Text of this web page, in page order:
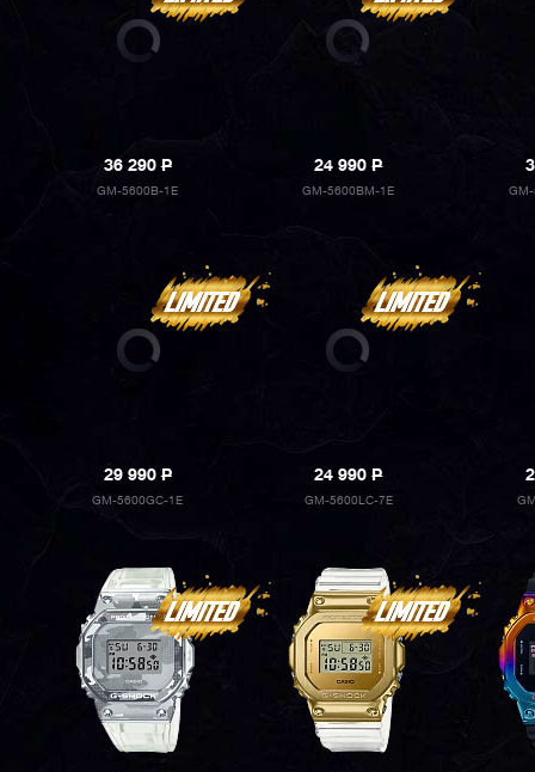
36 290P
GM-5600B-1E
24 990P
GM-5600BM-1E
29 990P
GM-5600GC-1E
24 990P
GM-5600LC-7E